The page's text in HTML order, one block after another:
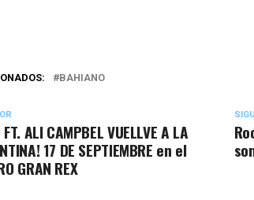
BAHIANO
ALI CAMPBEL VUELLVE A LA
17 DE SEPTIEMBRE en el
GRAN REX